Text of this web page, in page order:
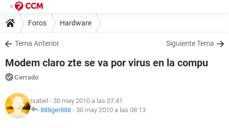
Foros Hardware
Tema Anterior Siguiente Tema
Modem claro zte se va por virus en la compu
Cerrado
isabel - 30 may 2010 a las 07:41
888ger888 - 30 may 2010 a las 08:13